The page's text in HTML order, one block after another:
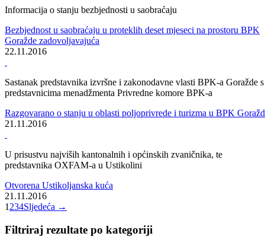
Udaljenost centara BPK i KS bila bi kraća za 40 kilometara
U toku međunarodni tender za projekat ceste Goražde – Sarajevo
30.11.2016